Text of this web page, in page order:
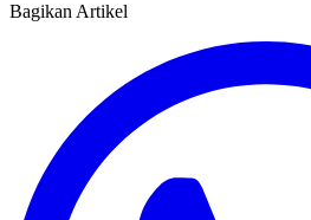
Bagikan Artikel